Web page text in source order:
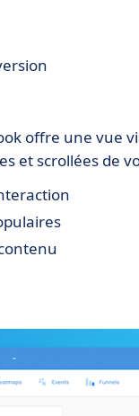
offre une vue
et scrollées de